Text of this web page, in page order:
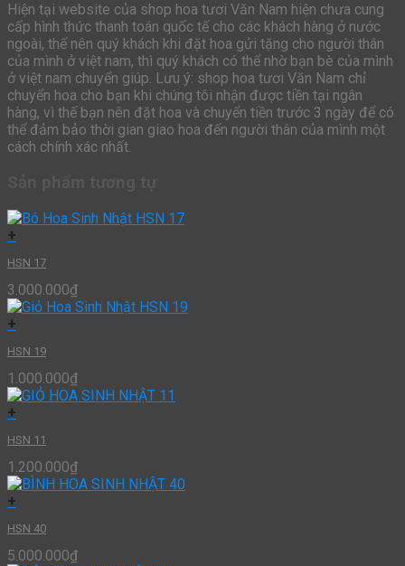
Hiện tại website của shop hoa tươi Văn Nam hiện chưa cung
cấp hình thức thanh toán quốc tế cho các khách hàng ở nước
ngoài, thế nên quý khách khi đặt hoa gửi tặng cho người thân
của mình ở việt nam, thì quý khách có thể nhờ bạn bè của mình
ở việt nam chuyển giúp. Lưu ý: shop hoa tươi Văn Nam chỉ
chuyển hoa cho bạn khi chúng tôi nhận được tiền tại ngân
hàng, vì thế bạn nên đặt hoa và chuyển tiền trước 3 ngày để có
thể đảm bảo thời gian giao hoa đến người thân của mình một
cách chính xác nhất.
+
HSN 17
3.000.000₫
+
HSN 19
1.000.000₫
+
HSN 11
1.200.000₫
+
HSN 40
5.000.000₫